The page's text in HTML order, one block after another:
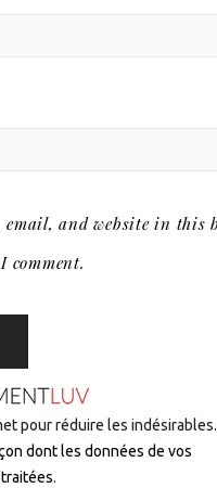
email, and website in this
comment.
pour réduire les indésirables.
dont les données de vos
.